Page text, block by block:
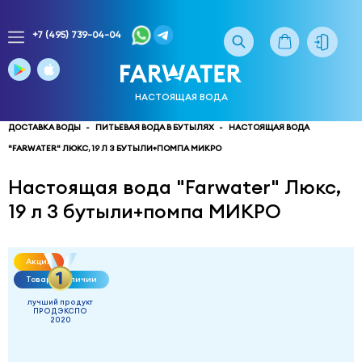
доставки
воды
многоканальный
service@truewater.ru
141033Московская
областьМытищинский
г.
Мытищи,
МКР
Поселок
+7 (495) 739-04-04
НАСТОЯЩАЯ ВОДА
ДОСТАВКА ВОДЫ ПИТЬЕВАЯ ВОДА В БУТЫЛЯХ
НАСТОЯЩАЯ ВОДА
"FARWATER" ЛЮКС, 19 Л 3 БУТЫЛИ+ПОМПА МИКРО
Настоящая вода "Farwater" Люкс,
19 л 3 бутыли+помпа МИКРО
Акция
Товар в наличии
лучший продукт
ПРОДЭКСПО
2020